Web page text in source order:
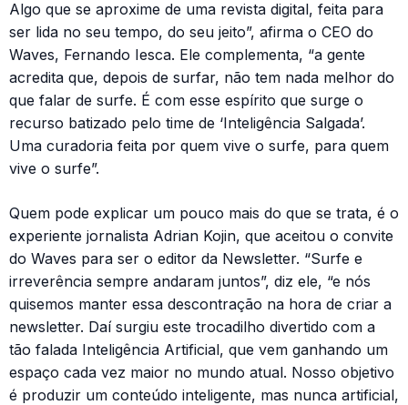
Algo que se aproxime de uma revista digital, feita para
ser lida no seu tempo, do seu jeito”, afirma o CEO do
Waves, Fernando Iesca. Ele complementa, “a gente
acredita que, depois de surfar, não tem nada melhor do
que falar de surfe. É com esse espírito que surge o
recurso batizado pelo time de ‘Inteligência Salgada’.
Uma curadoria feita por quem vive o surfe, para quem
vive o surfe”.
Quem pode explicar um pouco mais do que se trata, é o
experiente jornalista Adrian Kojin, que aceitou o convite
do Waves para ser o editor da Newsletter. “Surfe e
irreverência sempre andaram juntos”, diz ele, “e nós
quisemos manter essa descontração na hora de criar a
newsletter. Daí surgiu este trocadilho divertido com a
tão falada Inteligência Artificial, que vem ganhando um
espaço cada vez maior no mundo atual. Nosso objetivo
é produzir um conteúdo inteligente, mas nunca artificial,